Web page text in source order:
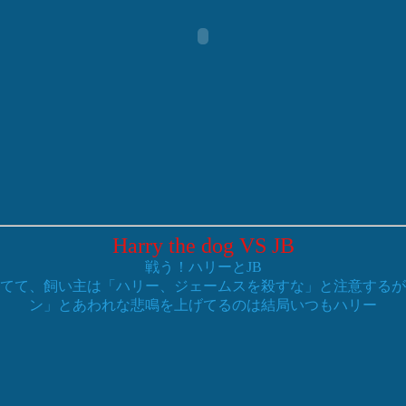
Harry the dog VS JB
戦う！ハリーとJB
て、飼い主は「ハリー、ジェームスを殺すな」と注意する
ン」とあわれな悲鳴を上げてるのは結局いつもハリー